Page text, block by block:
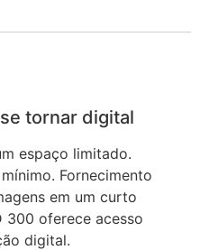
tornar digital
espaço limitado.
Fornecimento
em um curto
300 oferece acesso
digital.